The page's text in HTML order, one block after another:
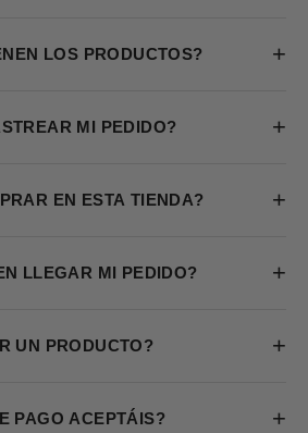
LOS PRODUCTOS? +
MI PEDIDO? +
EN ESTA TIENDA? +
LLEGAR MI PEDIDO? +
UN PRODUCTO? +
PAGO ACEPTÁIS? +